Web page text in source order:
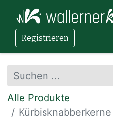
Registrieren
Alle Produkte